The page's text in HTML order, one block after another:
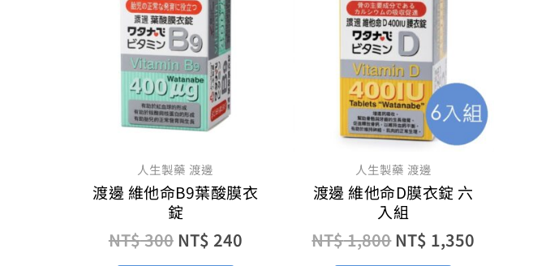
人生製藥 渡邊
渡邊 維他命B9葉酸膜衣
錠
NT$300
格：
NT$ 300。
NT$ 240
人生製藥 渡邊
渡邊 維他命D膜衣錠 六
入組
NT$1,800
格：
NT$ 1,800。
NT$ 1,350